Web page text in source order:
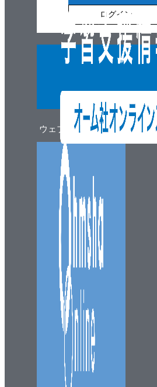
ウェブマガジン
ログイン